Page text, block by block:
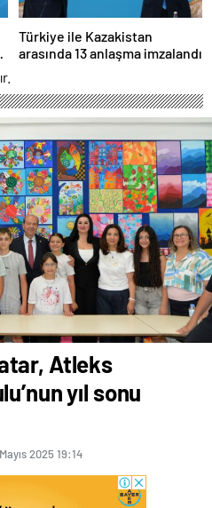
Türkiye ile Kazakistan
arasında 13 anlaşma imzalandı
Atleks
yıl sonu
2025 19:14